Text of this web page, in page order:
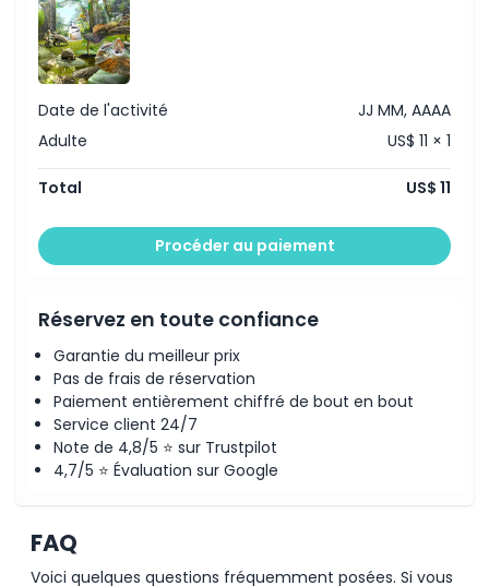
Politique enfant/adulte
Exclus
Heures d'ouverture
À savoir
Comment s'y rendre
Comment échanger
Politique d'annulation
Date de l'activité
JJ MM, AAAA
Adulte
US$ 11 × 1
Total US$ 11
Procéder au paiement
Réservez en toute confiance
Garantie du meilleur prix
Pas de frais de réservation
Paiement entièrement chiffré de bout en bout
Service client 24/7
Note de 4,8/5 ⭐ sur Trustpilot
4,7/5 ⭐ Évaluation sur Google
FAQ
Voici quelques questions fréquemment posées. Si vous